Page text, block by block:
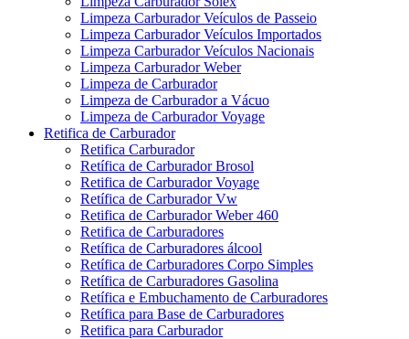
Limpeza Carburador Veículos de Passeio
Limpeza Carburador Veículos Importados
Limpeza Carburador Veículos Nacionais
Limpeza Carburador Weber
Limpeza de Carburador
Limpeza de Carburador a Vácuo
Limpeza de Carburador Voyage
Retifica de Carburador
Retifica Carburador
Retífica de Carburador Brosol
Retifica de Carburador Voyage
Retífica de Carburador Vw
Retifica de Carburador Weber 460
Retifica de Carburadores
Retífica de Carburadores álcool
Retífica de Carburadores Corpo Simples
Retífica de Carburadores Gasolina
Retífica e Embuchamento de Carburadores
Retífica para Base de Carburadores
Retifica para Carburador